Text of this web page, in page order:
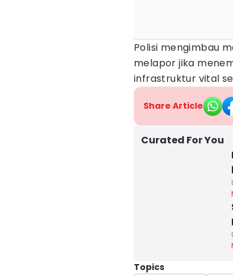
Polisi mengimbau
melapor jika
infrastruktur vital
Share Article
Curated For You
Topics